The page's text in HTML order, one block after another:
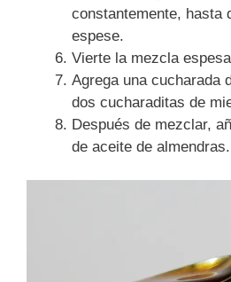
constantemente, hasta
espese.
Vierte la mezcla
Agrega una cucharada
dos cucharaditas de
Después de mezclar,
de aceite de almendras.